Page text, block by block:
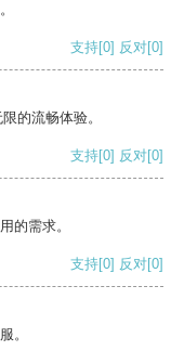
支持[0] 反对[0]
的流畅体验。
支持[0] 反对[0]
的需求。
支持[0] 反对[0]
。